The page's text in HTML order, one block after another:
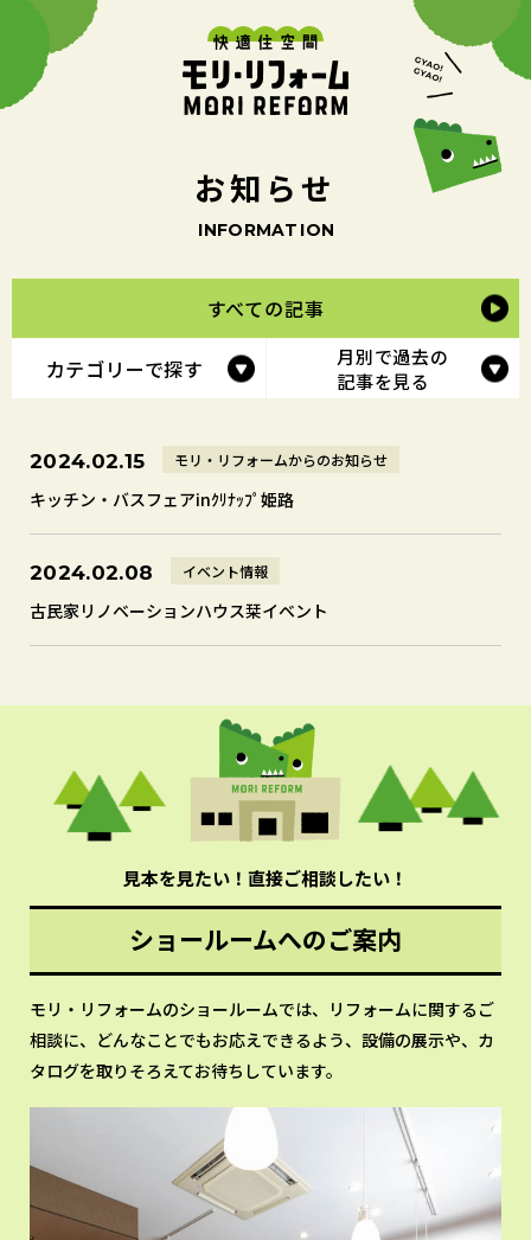
お知 らせ
INFORMAT ION
すべての記事
カテゴリーで探す
月別で過去の
記事を見る
2024.02.15 モリ・リフォームからのお知らせ
キッチン・バスフェアinｸﾘﾅｯﾌﾟ姫路
2024.02.08 イベント情報
古民家リノベーションハウス栞イベント
見本を見たい！直接ご相談したい！
ショールームへのご案内
モリ・リフォームのショールームでは、リフォームに関するご
相談に、どんなことでもお応えできるよう、設備の展示や、カ
タログを取りそろえてお待ちしています。